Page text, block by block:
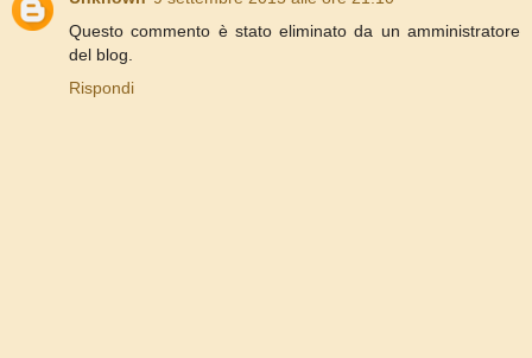
Questo commento è stato eliminato da un amministratore
del blog.
Rispondi